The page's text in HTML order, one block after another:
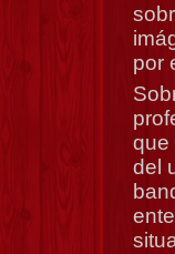
por
que
del